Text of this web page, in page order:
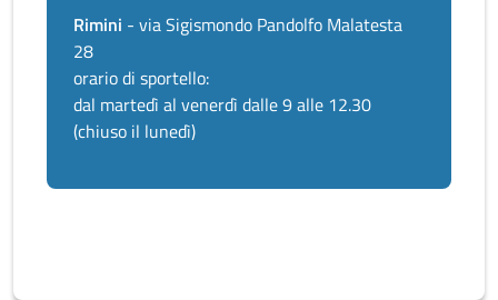
Rimini - via Sigismondo Pandolfo Malatesta
28
orario di sportello:
dal martedì al venerdì dalle 9 alle 12.30
(chiuso il lunedì)